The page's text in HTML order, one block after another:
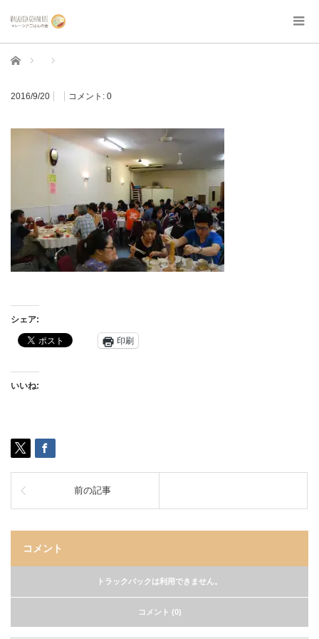
ホーム
2016/9/20 コメント: 0
シェア:
印刷
いいね:
前の記事
コメント
トラックバックは利用できません。
コメント (0)